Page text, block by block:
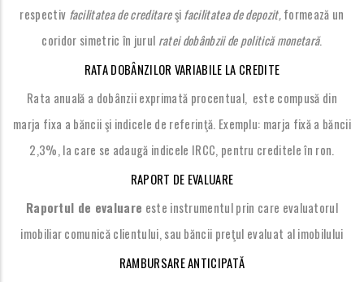
respectiv facilitatea de creditareşifacilitatea de depozit,formează un
coridor simetric în jurul ratei dobânbzii de politică monetară.
RATA DOBÂNZILOR VARIABILE LA CREDITE
Rata anuală a dobânzii exprimată procentual, este compusă din
marja fixa a băncii şi indicele de referinţă. Exemplu: marja fixă a băncii
2,3%, la care se adaugă indicele IRCC, pentru creditele în ron.
RAPORT DE EVALUARE
Raportul de evaluare este instrumentul prin care evaluatorul
imobiliar comunică clientului, sau băncii preţul evaluat al imobilului
RAMBURSARE ANTICIPATĂ